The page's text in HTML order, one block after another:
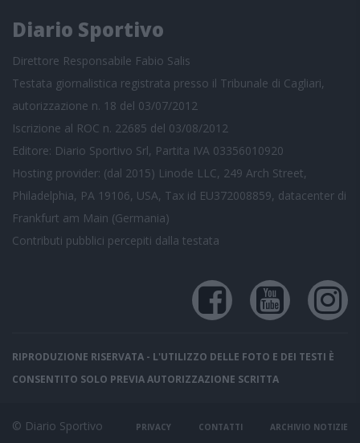
Diario Sportivo
Direttore Responsabile Fabio Salis
Testata giornalistica registrata presso il Tribunale di Cagliari,
autorizzazione n. 18 del 03/07/2012
Iscrizione al ROC n. 22685 del 03/08/2012
Editore: Diario Sportivo Srl, Partita IVA 03356010920
Hosting provider: (dal 2015) Linode LLC, 249 Arch Street,
Philadelphia, PA 19106, USA, Tax id EU372008859, datacenter di
Frankfurt am Main (Germania)
Contributi pubblici percepiti dalla testata
RIPRODUZIONE RISERVATA - L'UTILIZZO DELLE FOTO E DEI TESTI È
CONSENTITO SOLO PREVIA AUTORIZZAZIONE SCRITTA
© Diario Sportivo PRIVACY CONTATTI ARCHIVIO NOTIZIE